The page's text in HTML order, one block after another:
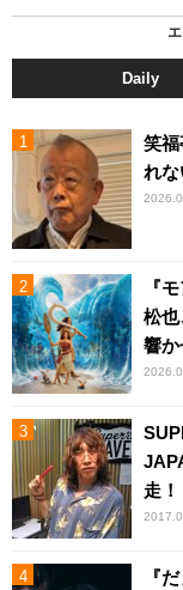
Daily
笑
れ
『
松
響か
走！
『